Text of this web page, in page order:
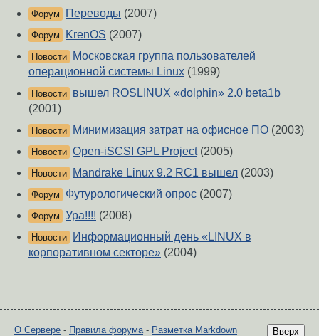
Форум Переводы (2007)
Форум KrenOS (2007)
Новости
Московская группа пользователей
операционной системы Linux (1999)
Новости вышел ROSLINUX «dolphin» 2.0 beta1b
(2001)
Новости Минимизация затрат на офисное ПО (2003)
Новости Open-iSCSI GPL Project(2005)
Новости Mandrake Linux 9.2 RC1 вышел (2003)
Форум Футурологический опрос (2007)
Форум Ура!!!! (2008)
Новости
Информационный день «LINUX в
корпоративном секторе» (2004)
Вверх
О Сервере - Правила форума- Разметка Markdown